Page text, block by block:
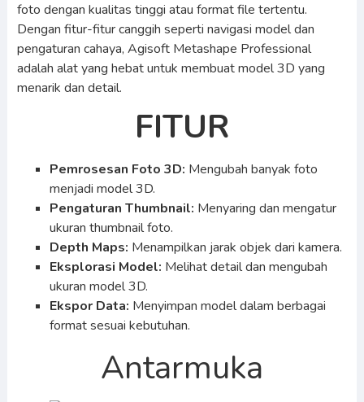
foto dengan kualitas tinggi atau format file tertentu.
Dengan fitur-fitur canggih seperti navigasi model dan
pengaturan cahaya, Agisoft Metashape Professional
adalah alat yang hebat untuk membuat model 3D yang
menarik dan detail.
FITUR
Pemrosesan Foto 3D: Mengubah banyak foto
menjadi model 3D.
Pengaturan Thumbnail: Menyaring dan mengatur
ukuran thumbnail foto.
Depth Maps: Menampilkan jarak objek dari kamera.
Eksplorasi Model: Melihat detail dan mengubah
ukuran model 3D.
Ekspor Data: Menyimpan model dalam berbagai
format sesuai kebutuhan.
Antarmuka